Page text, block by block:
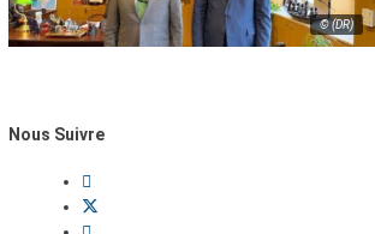
© (DR)
Nous Suivre